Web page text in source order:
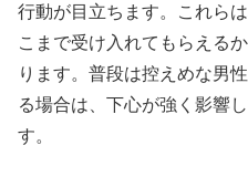
行動が目立ちます。これら
こまで受け入れてもらえる
ります。普段は控えめな男
る場合は、下心が強く影響
す。